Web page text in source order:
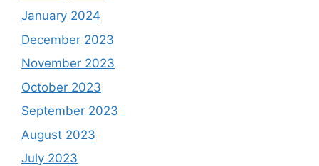
January 2024
December 2023
November 2023
October 2023
September 2023
August 2023
July 2023